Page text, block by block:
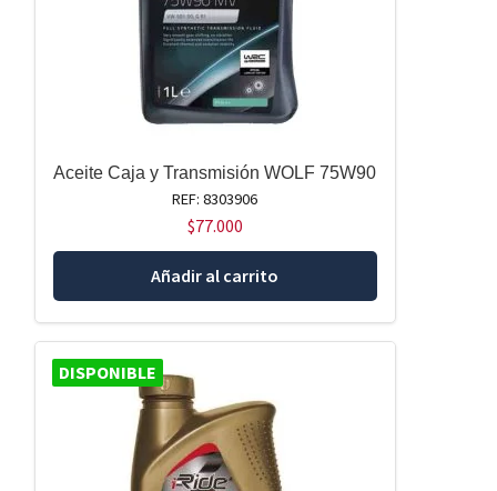
Aceite Caja y Transmisión WOLF 75W90
REF: 8303906
$77.000
Añadir al carrito
DISPONIBLE